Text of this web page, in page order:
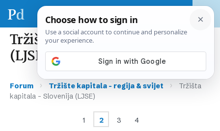
Tržišta kapitala – Slovenija
(LJSE)
Forum › Tržište kapitala – regija & svijet ›
Tržišta
kapitala – Slovenija (LJSE)
1 2 3 4